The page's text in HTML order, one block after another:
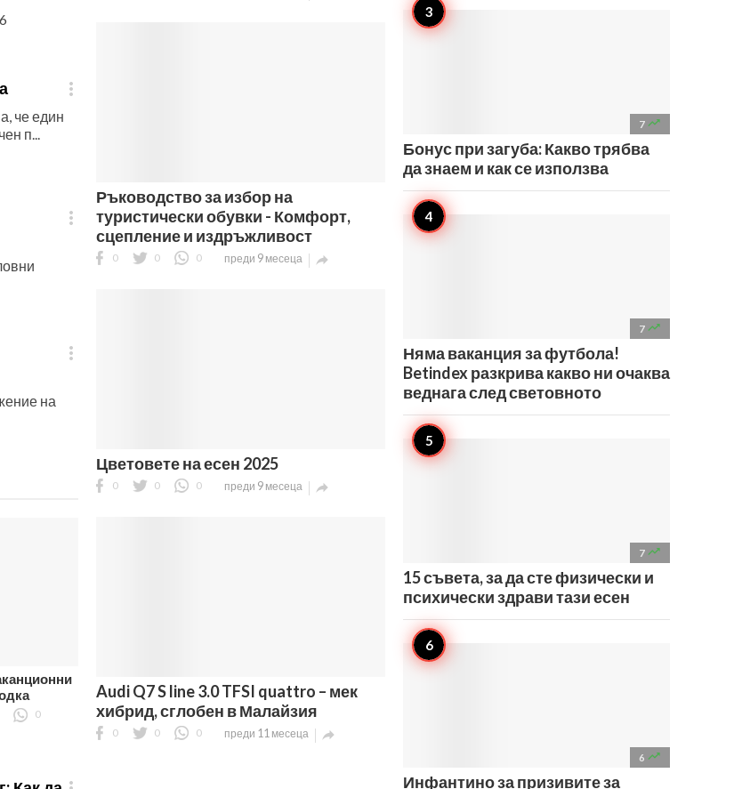

че един
п...


на
0
Ръководство за избор на
туристически обувки - Комфорт,
сцепление и издръжливост
0 0 0 преди 9 месеца 
Цветовете на есен 2025
0 0 0 преди 9 месеца 
Audi Q7 S line 3.0 TFSI quattro – мек
хибрид, сглобен в Малайзия
0 0 0 преди 11 месеца 
7 
Бонус при загуба: Какво трябва
да знаем и как се използва
7 
Няма ваканция за футбола!
Betindex разкрива какво ни очаква
веднага след световното
7 
15 съвета, за да сте физически и
психически здрави тази есен
6 
Инфантино за призивите за